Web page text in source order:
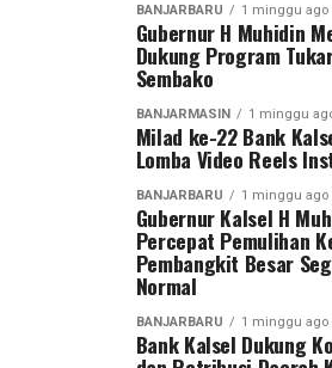
sekitar satu tahun, diperlukan
mampu menjaring talenta-talenta
“Karena kita baru berdiri sekitar
memiliki dua wilayah, yaitu
Kalimantan Selatan. Oleh karena
turnamen sepak bola ini untuk
muda dari kedua provinsi
Pangdam menegaskan sepak bola
yang paling digemari masyarakat,
membentuk karakter generasi
BANJARBARU 1 minggu ago
Gubernur H Muhidin
Dukung Program
Sembako
BANJARMASIN 1 minggu
Milad ke-22 Bank
Lomba Video Reels
BANJARBARU 1 minggu ago
Gubernur Kalsel H
Percepat Pemulihan
Pembangkit Besar
Normal
BANJARBARU 1 minggu ago
Bank Kalsel Dukung